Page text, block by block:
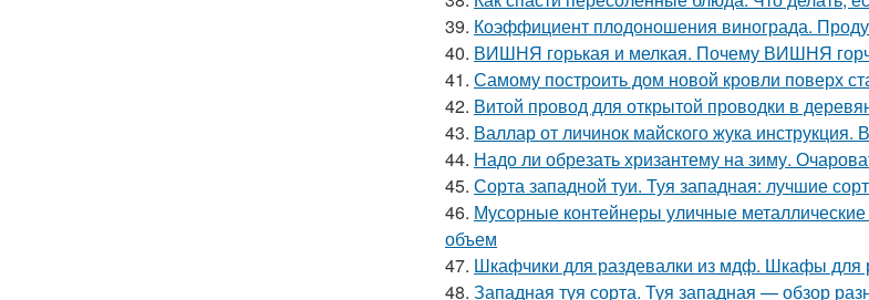
39. Коэффициент плодоношения винограда.
40. ВИШНЯ горькая и мелкая. Почему ВИШНЯ
41. Самому построить дом новой кровли поверх
42. Витой провод для открытой проводки в
43. Валлар от личинок майского жука инструкция.
44. Надо ли обрезать хризантему на зиму.
45. Сорта западной туи. Туя западная: лучшие
46. Мусорные контейнеры уличные
объем
47. Шкафчики для раздевалки из мдф. Шкафы для
48. Западная туя сорта. Туя западная — обзор